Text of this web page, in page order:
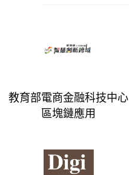
教育部電商金融科技中心
區塊鏈應用